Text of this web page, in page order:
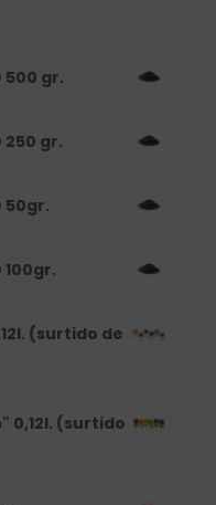
500 gr.
250 gr.
50gr.
(surtido de
0,12l. (surtido